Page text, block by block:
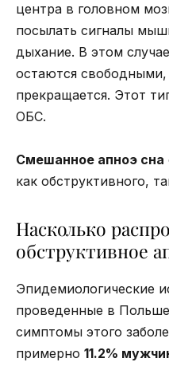
центра в головном
посылать сигналы
дыхание. В этом
остаются
прекращается. Этот
ОБС.
Смешанное апноэ сна
как обструктивного,
Насколько
обструктивное
Эпидемиологические
проведенные в
симптомы этого
примерно 11.2%